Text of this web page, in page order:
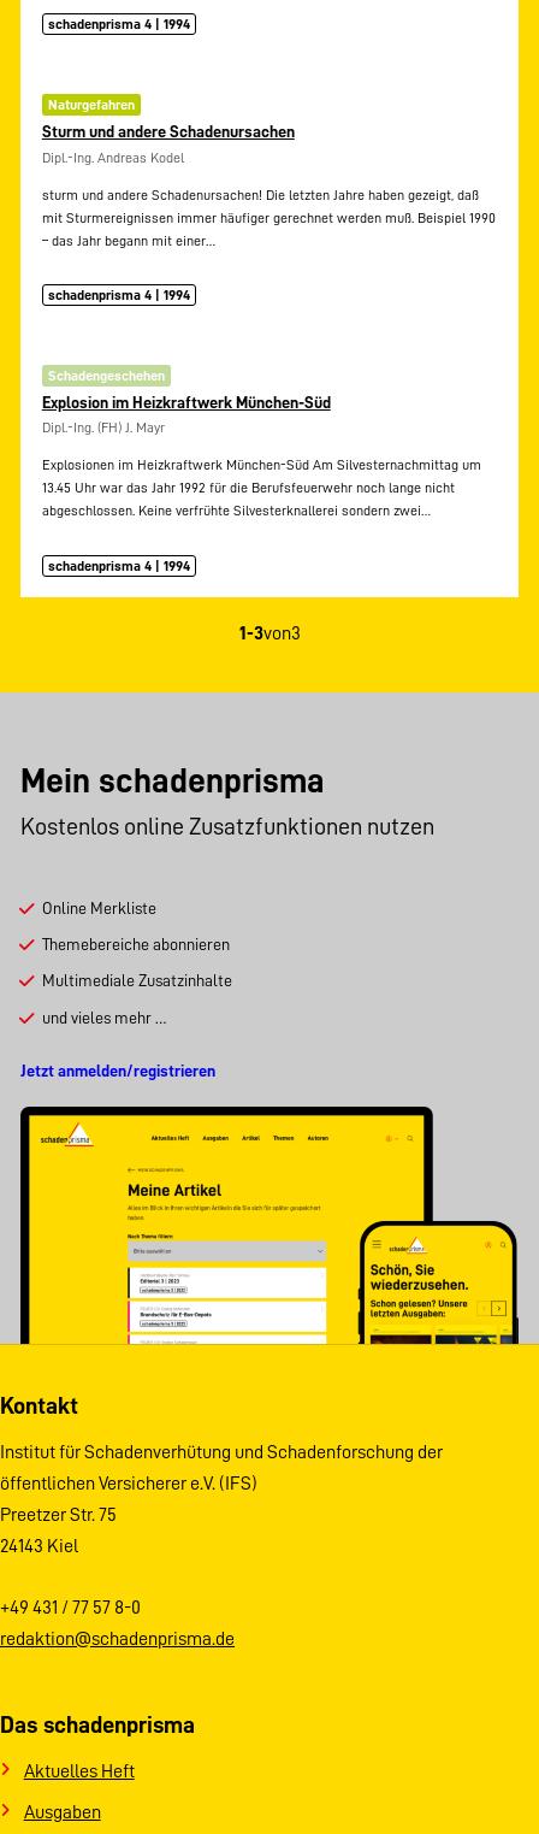
schadenprisma 4 | 1994
Naturgefahren
Sturm und andere Schadenursachen
Dipl.-Ing. Andreas Kodel
sturm und andere Schadenursachen! Die letzten Jahre haben gezeigt, daß
mit Sturmereignissen immer häufiger gerechnet werden muß. Beispiel 1990
– das Jahr begann mit einer…
schadenprisma 4 | 1994
Schadengeschehen
Explosion im Heizkraftwerk München-Süd
Dipl.-Ing. (FH) J. Mayr
Explosionen im Heizkraftwerk München-Süd Am Silvesternachmittag um
13.45 Uhr war das Jahr 1992 für die Berufsfeuerwehr noch lange nicht
abgeschlossen. Keine verfrühte Silvesterknallerei sondern zwei…
schadenprisma 4 | 1994
1-3von3
Mein schadenprisma
Kostenlos online Zusatzfunktionen nutzen
Online Merkliste
Themebereiche abonnieren
Multimediale Zusatzinhalte
und vieles mehr …
Jetzt anmelden/registrieren
Kontakt
Institut für Schadenverhütung und Schadenforschung der
öffentlichen Versicherer e.V. (IFS)
Preetzer Str. 75
24143 Kiel
+49 431 / 77 57 8-0
redaktion@schadenprisma.de
Das schadenprisma
Aktuelles Heft
Ausgaben